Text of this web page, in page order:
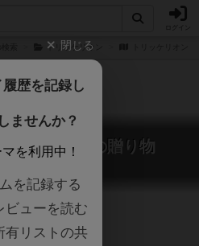
トリッケリオン
ダルガードの贈り物
Dahlgaard's Gifts
閉じる
歴を記録し
ませんか？
を利用中！
を記録する
ビューを読む
有リストの共